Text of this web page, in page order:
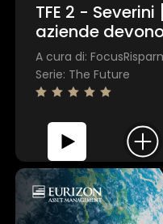
TFE 2 -
aziende
valori in cui le
identificano"
A cura di:
Serie: The Future